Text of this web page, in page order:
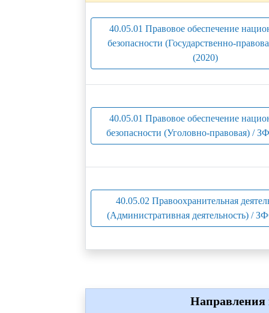
40.05.01 Правовое обеспечение
безопасности (Государственно-
(2020)
40.05.01 Правовое обеспечение
безопасности (Уголовно-правовая) /
40.05.02 Правоохранительная
(Административная деятельность) /
Направления